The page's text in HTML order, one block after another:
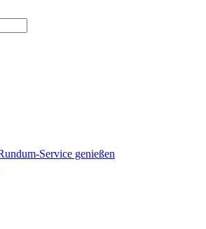
Service genießen